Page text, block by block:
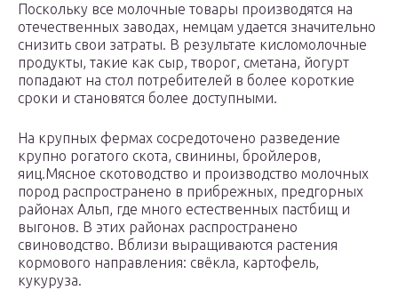
Поскольку все молочные товары производятся на
отечественных заводах, немцам удается значительно
снизить свои затраты. В результате кисломолочные
продукты, такие как сыр, творог, сметана, йогурт
попадают на стол потребителей в более короткие
сроки и становятся более доступными.
На крупных фермах сосредоточено разведение
крупно рогатого скота, свинины, бройлеров,
яиц.Мясное скотоводство и производство молочных
пород распространено в прибрежных, предгорных
районах Альп, где много естественных пастбищ и
выгонов. В этих районах распространено
свиноводство. Вблизи выращиваются растения
кормового направления: свёкла, картофель,
кукуруза.